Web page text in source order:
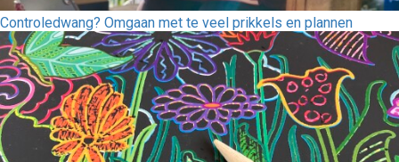
Controledwang? Omgaan met te veel prikkels en plannen